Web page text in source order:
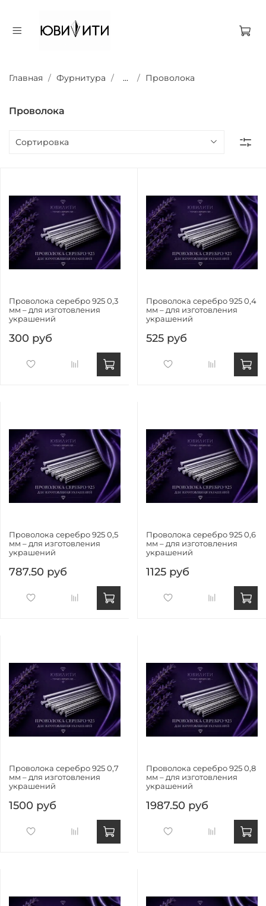
Главная Фурнитура ... Проволока
Проволока
Проволока серебро 925 0,3
мм – для изготовления
украшений
300 руб
Проволока серебро 925 0,4
мм – для изготовления
украшений
525 руб
Проволока серебро 925 0,5
мм – для изготовления
украшений
787.50 руб
Проволока серебро 925 0,6
мм – для изготовления
украшений
1125 руб
Проволока серебро 925 0,7
мм – для изготовления
украшений
1500 руб
Проволока серебро 925 0,8
мм – для изготовления
украшений
1987.50 руб